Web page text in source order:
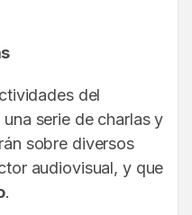
del
serie de charlas y
sobre diversos
audiovisual, y que
.